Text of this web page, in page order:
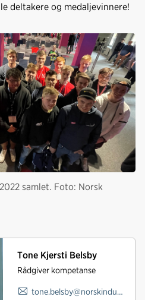
deltakere og medaljevinnere!
samlet. Foto: Norsk
Tone Kjersti Belsby
Rådgiver kompetanse
tone.belsby@norskindustri.no